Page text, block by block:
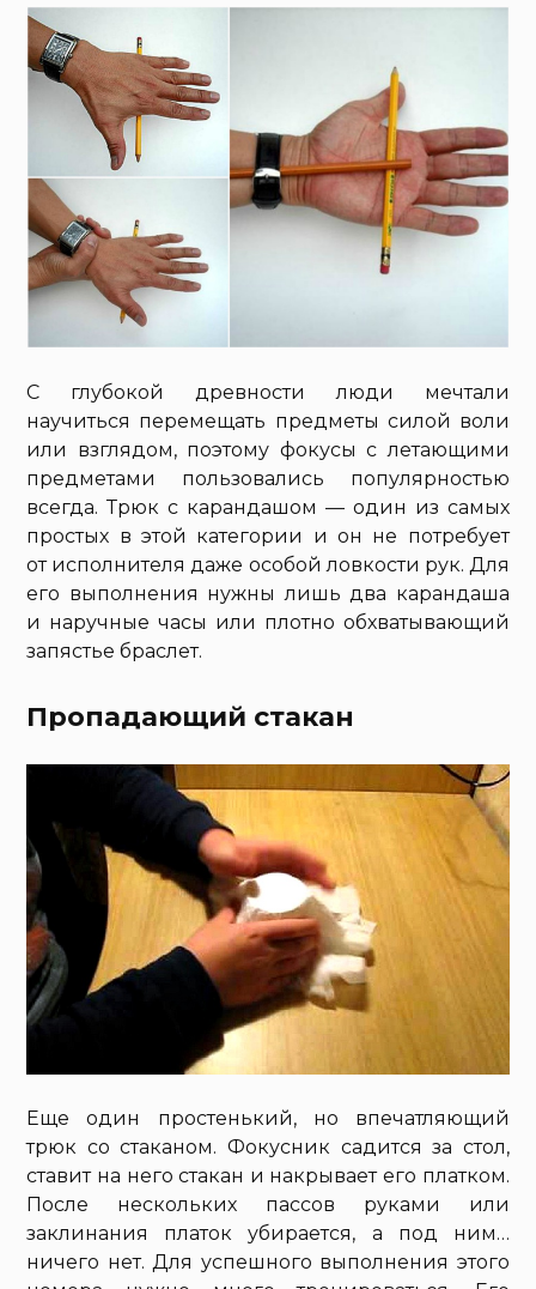
С глубокой древности люди мечтали
научиться перемещать предметы силой воли
или взглядом, поэтому фокусы с летающими
предметами пользовались популярностью
всегда. Трюк с карандашом — один из самых
простых в этой категории и он не потребует
от исполнителя даже особой ловкости рук. Для
его выполнения нужны лишь два карандаша
и наручные часы или плотно обхватывающий
запястье браслет.
Пропадающий стакан
Еще один простенький, но впечатляющий
трюк со стаканом. Фокусник садится за стол,
ставит на него стакан и накрывает его платком.
После нескольких пассов руками или
заклинания платок убирается, а под ним…
ничего нет. Для успешного выполнения этого